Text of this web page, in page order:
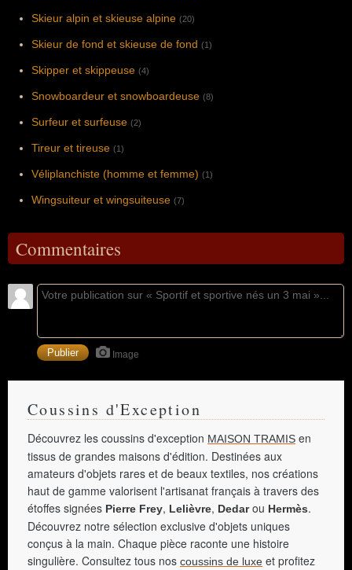
Skieur alpin et skieuse alpine (20)
Skieur de fond et skieuse de fond (1)
Skipper et skippeuse (4)
Snowboardeur et snowboardeuse (8)
Surfeur et surfeuse (2)
Tireur et tireuse (1)
Véliplanchiste (homme et femme) (1)
Wingsuiteur et wingsuiteuse (7)
Commentaires
Image
Coussins d'Exception
Découvrez les coussins d'exception MAISON TRAMIS en
tissus de grandes maisons d'édition. Destinées aux
amateurs d'objets rares et de beaux textiles, nos créations
haut de gamme valorisent l'artisanat français à travers des
étoffes signées Pierre Frey, Lelièvre, Dedarou Hermès.
Découvrez notre sélection exclusive d'objets uniques
conçus à la main. Chaque pièce raconte une histoire
singulière. Consultez tous nos coussins de luxe et profitez